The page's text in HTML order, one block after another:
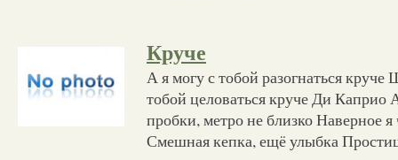
Круче
А я могу с тобой разогнаться
тобой целоваться круче Ди
пробки, метро не близко Наверное
Смешная кепка, ещё улыбка